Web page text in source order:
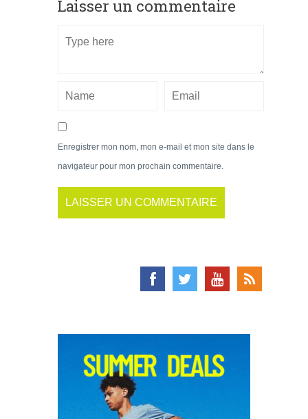
Laisser un commentaire
Enregistrer mon nom, mon e-mail et mon site dans le
navigateur pour mon prochain commentaire.